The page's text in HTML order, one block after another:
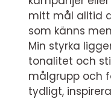
mitt mål alltid
som känns
Min styrka
tonalitet och
målgrupp och
tydligt,